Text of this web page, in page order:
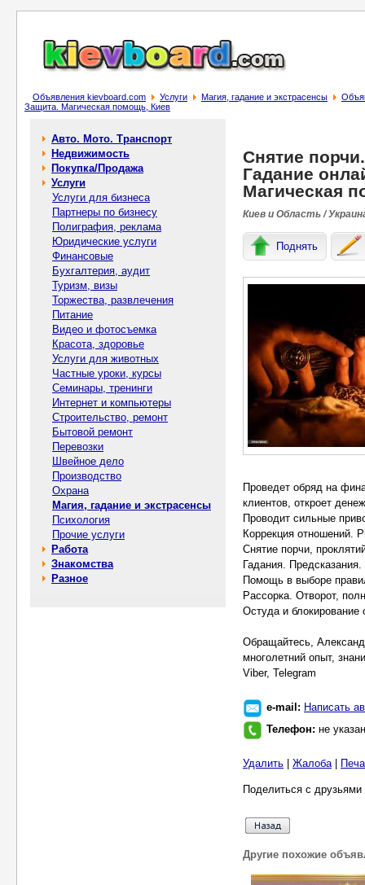
Объявления kievboard.com Услуги Магия, гадание и экстрасенсы
Защита. Магическая помощь, Киев
Авто. Мото. Транспорт
Недвижимость
Покупка/Продажа
Услуги
Услуги для бизнеса
Партнеры по бизнесу
Полиграфия, реклама
Юридические услуги
Финансовые
Бухгалтерия, аудит
Туризм, визы
Торжества, развлечения
Питание
Видео и фотосъемка
Красота, здоровье
Услуги для животных
Частные уроки, курсы
Семинары, тренинги
Интернет и компьютеры
Строительство, ремонт
Бытовой ремонт
Перевозки
Швейное дело
Производство
Охрана
Магия, гадание и экстрасенсы
Психология
Прочие услуги
Работа
Знакомства
Разное
Снятие
Гадание
Магическая
Киев и Область /
Поднять
Проведет обряд на
клиентов, откроет
Проводит сильные
Коррекция отношений.
Снятие порчи,
Гадания.
Помощь в выборе
Рассорка. Отворот,
Остуда и блокирование
Обращайтесь,
многолетний опыт,
Viber, Telegram
e-mail: Написать
Телефон: не указан
Удалить Жалоба|
Поделиться с
Другие похожие